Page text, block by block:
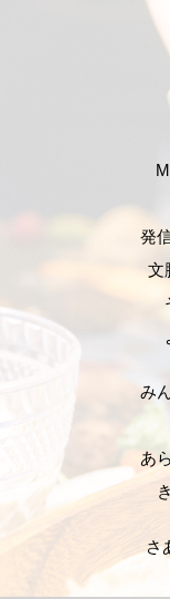
発
文
み
あ
さ